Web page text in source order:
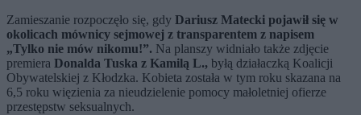
Zamieszanie rozpoczęło się, gdy Dariusz Matecki pojawił się w
okolicach mównicy sejmowej z transparentem z napisem
„Tylko nie mów nikomu!”. Na planszy widniało także zdjęcie
premiera Donalda Tuska z Kamilą L., byłą działaczką Koalicji
Obywatelskiej z Kłodzka. Kobieta została w tym roku skazana na
6,5 roku więzienia za nieudzielenie pomocy małoletniej ofierze
przestępstw seksualnych.